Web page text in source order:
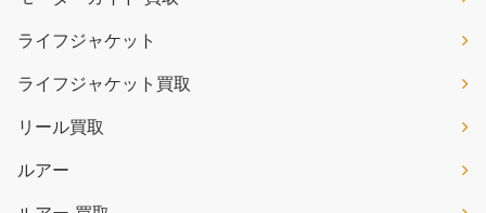
ライフジャケット
ライフジャケット買取
リール買取
ルアー